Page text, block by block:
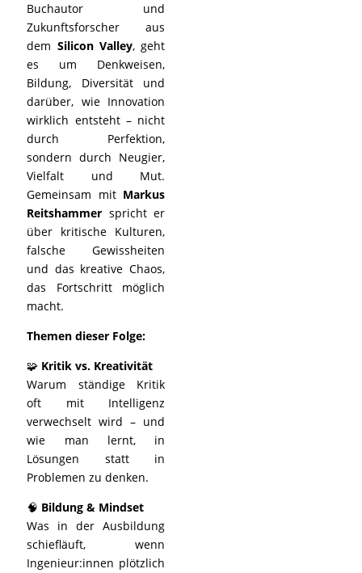
Buchautor und
Zukunftsforscher aus
dem Silicon Valley, geht
es um Denkweisen,
Bildung, Diversität und
darüber, wie Innovation
wirklich entsteht – nicht
durch Perfektion,
sondern durch Neugier,
Vielfalt und Mut.
Gemeinsam mit Markus
Reitshammer spricht er
über kritische Kulturen,
falsche Gewissheiten
und das kreative Chaos,
das Fortschritt möglich
macht.
Themen dieser Folge:
🧩 Kritik vs. Kreativität
Warum ständige Kritik
oft mit Intelligenz
verwechselt wird – und
wie man lernt, in
Lösungen statt in
Problemen zu denken.
🧠 Bildung & Mindset
Was in der Ausbildung
schiefläuft, wenn
Ingenieur:innen plötzlich